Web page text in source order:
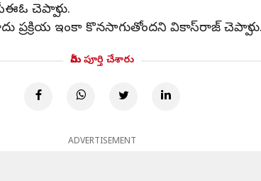
చెప్పారు.
ప్రక్రియ ఇంకా కొనసాగుతోందని వికాస్‌రాజ్‌
మీరు పూర్తి చేశారు
ADVERTISEMENT